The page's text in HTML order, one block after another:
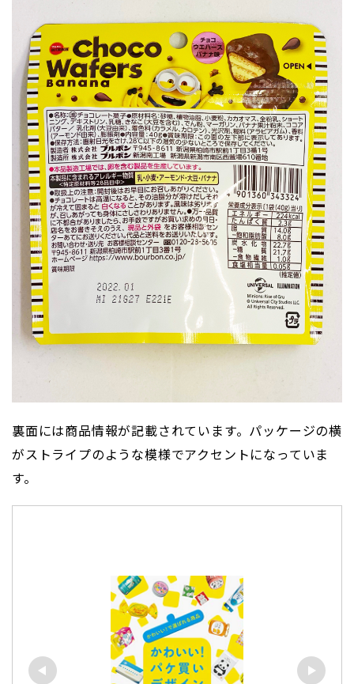
裏面には商品情報が記載されています。パッケージの横
がストライプのような模様でアクセントになっていま
す。